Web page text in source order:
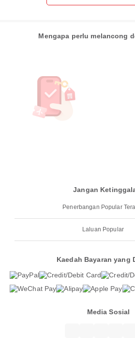
Mengapa perlu melancong
Jangan
Penerbangan Popular
Laluan Popular
Kaedah Bayaran yang
Media Sosial